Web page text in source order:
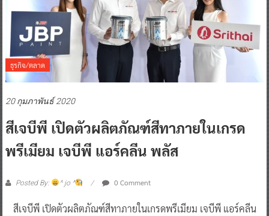
ธุรกิจ/ตลาด
20 กุมภาพันธ์ 2020
สีเจบีพี เปิดตัวผลิตภัณฑ์สีทาภายในเกรด
พรีเมียม เจบีพี แอร์คลีน พลัส
Posted By: ^ jo ^ 0 Comment
สีเจบีพี เปิดตัวผลิตภัณฑ์สีทาภายในเกรดพรีเมียม เจบีพี แอร์คลีน